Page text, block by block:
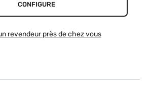
CONFIGURE
revendeur près de chez vous